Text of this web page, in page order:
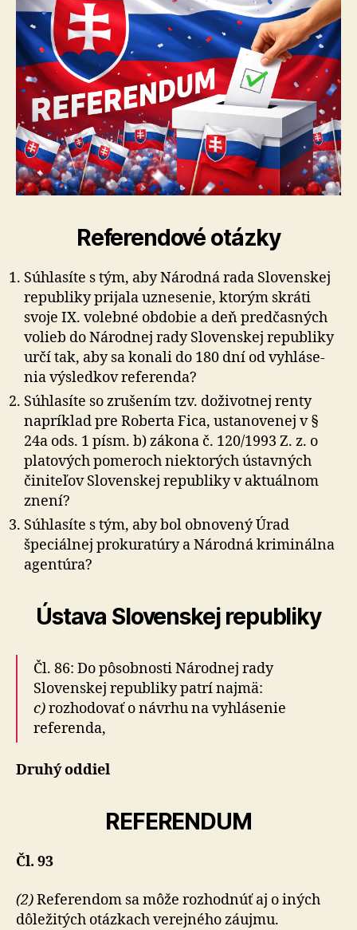
Referendové otázky
Súhlasíte s tým, aby Národná rada Slovenskej
republiky prijala uznesenie, ktorým skráti
svoje IX. volebné ob­do­bie a deň predčasných
volieb do Národnej rady Slo­ven­skej republiky
určí tak, aby sa konali do 180 dní od vy­hlá­se­
nia výsledkov referenda?
Súhlasíte so zrušením tzv. doživotnej renty
napríklad pre Roberta Fica, ustanovenej v §
24a ods. 1 písm. b) zákona č. 120/1993 Z. z. o
platových pomeroch nie­kto­rých ústavných
činiteľov Slovenskej republiky v ak­tu­ál­nom
znení?
Súhlasíte s tým, aby bol obnovený Úrad
špeciálnej prokuratúry a Národná kriminálna
agentúra?
Ústava Slovenskej republiky
Čl. 86: Do pôsobnosti Národnej rady
Slovenskej republiky patrí najmä:
c)rozhodovať o návrhu na vyhlásenie
referenda,
Druhý oddiel
REFERENDUM
Čl. 93
(2)Referendom sa môže rozhodnúť aj o iných
dôležitých otázkach verejného záujmu.